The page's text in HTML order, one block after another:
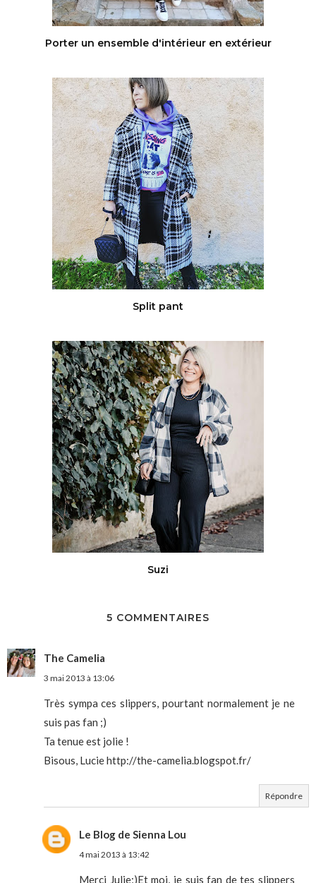
Porter un ensemble d'intérieur en extérieur
Split pant
Suzi
5 COMMENTAIRES
The Camelia
3 mai 2013 à 13:06
Très sympa ces slippers, pourtant normalement je ne
suis pas fan ;)
Ta tenue est jolie !
Bisous, Lucie http://the-camelia.blogspot.fr/
Répondre
Le Blog de Sienna Lou
4 mai 2013 à 13:42
Merci Julie;)Et moi, je suis fan de tes slippers